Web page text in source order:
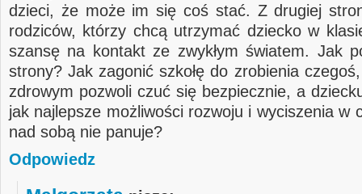
dzieci, że może im się coś stać. Z drugiej
rodziców, którzy chcą utrzymać dziecko w
szansę na kontakt ze zwykłym światem. Jak
strony? Jak zagonić szkołę do zrobienia
zdrowym pozwoli czuć się bezpiecznie, a
jak najlepsze możliwości rozwoju i wyciszenia w
nad sobą nie panuje?
Odpowiedz